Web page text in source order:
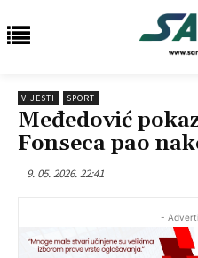
VIJESTI SPORT
Međedović
Fonseca pao
9. 05. 2026. 22:41
-